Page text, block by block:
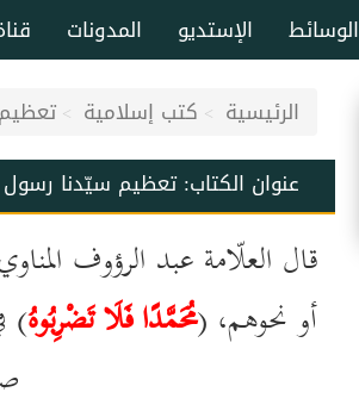
المدونات الإستديو الوسائط
الرئيسية كتب إسلامية
عنوان الكتاب:تعظيم سيّدنا رسول
قال العلّامة عبد الرؤوف
أو نحوهم، (مُحَمَّدًا فَلَا تَضْرِبُوهُ)